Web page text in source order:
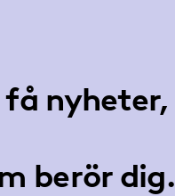
nyheter,
berör dig.